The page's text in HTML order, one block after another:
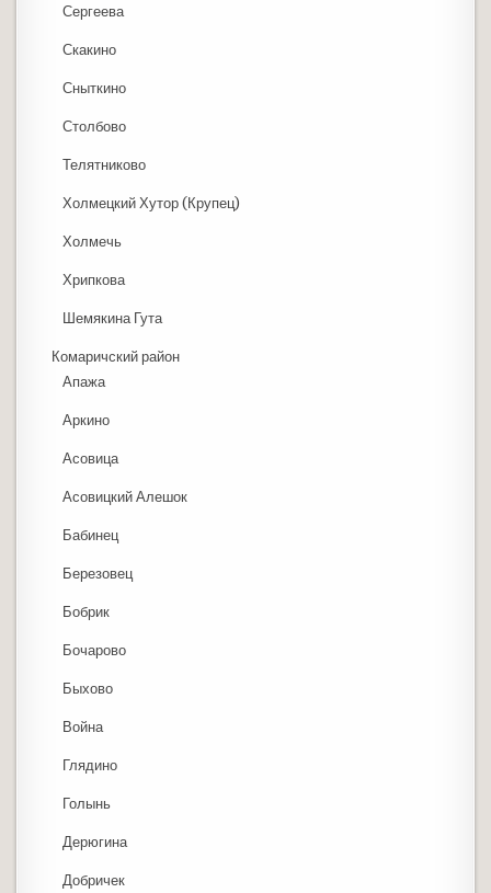
Сергеева
Скакино
Сныткино
Столбово
Телятниково
Холмецкий Хутор (Крупец)
Холмечь
Хрипкова
Шемякина Гута
Комаричский район
Апажа
Аркино
Асовица
Асовицкий Алешок
Бабинец
Березовец
Бобрик
Бочарово
Быхово
Война
Глядино
Голынь
Дерюгина
Добричек